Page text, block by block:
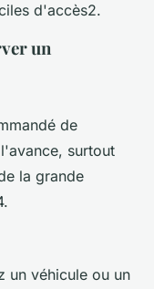
d'accès2.
un
de
surtout
la grande
un véhicule ou un